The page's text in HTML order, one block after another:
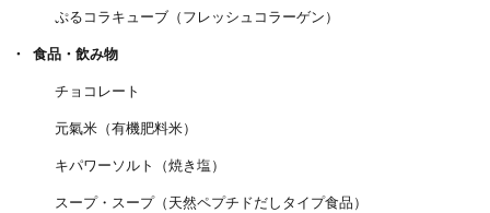
ぷるコラキューブ（フレッシュコラーゲン）
食品・飲み物
チョコレート
元氣米（有機肥料米）
キパワーソルト（焼き塩）
スープ・スープ（天然ペプチドだしタイプ食品）